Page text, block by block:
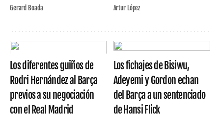
Gerard Boada Artur López
Los diferentes guiños de
Rodri Hernández al Barça
previos a su negociación
con el Real Madrid
Los fichajes de Bisiwu,
Adeyemi y Gordon echan
del Barça a un sentenciado
de Hansi Flick